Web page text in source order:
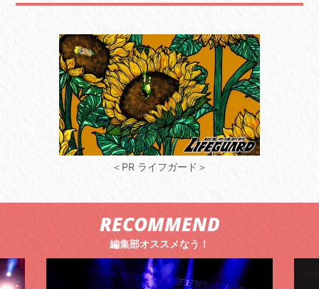
＜PR ライフガード＞
RECOMMEND
編集部オススメなう！